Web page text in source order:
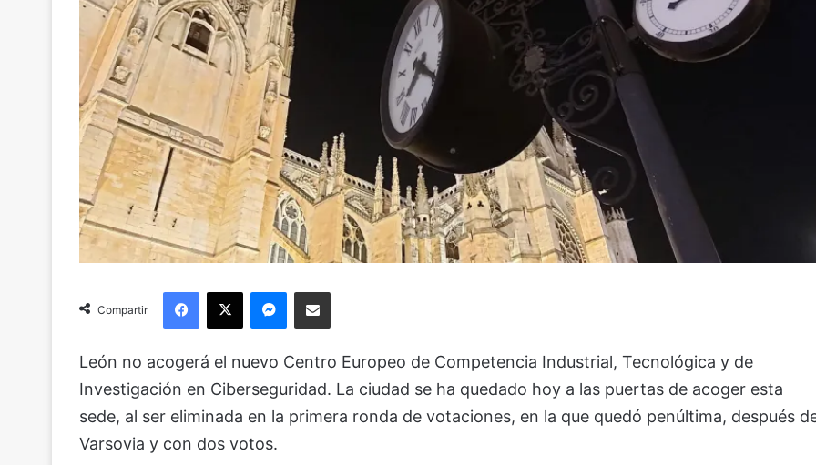
Compartir
Facebook
X Messenger
Compartir via Email
León no acogerá el nuevo Centro Europeo de Competencia Industrial, Tecnológica y de
Investigación en Ciberseguridad. La ciudad se ha quedado hoy a las puertas de acoger esta
sede, al ser eliminada en la primera ronda de votaciones, en la que quedó penúltima, después
Varsovia y con dos votos.